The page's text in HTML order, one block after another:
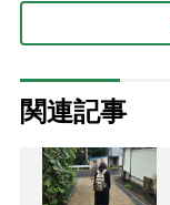
関連記事